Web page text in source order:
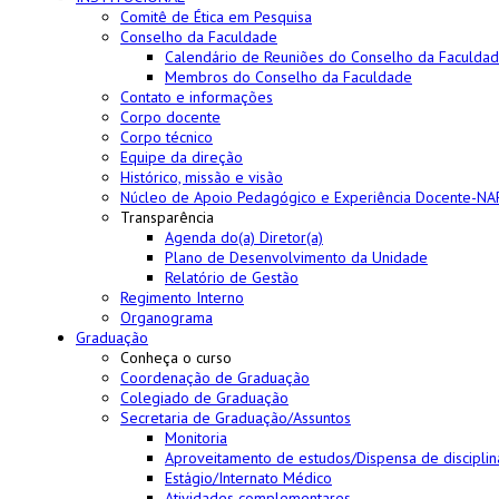
Comitê de Ética em Pesquisa
Conselho da Faculdade
Calendário de Reuniões do Conselho da
Membros do Conselho da Faculdade
Contato e informações
Corpo docente
Corpo técnico
Equipe da direção
Histórico, missão e visão
Núcleo de Apoio Pedagógico e Experiência Docente-
Transparência
Agenda do(a) Diretor(a)
Plano de Desenvolvimento da Unidade
Relatório de Gestão
Regimento Interno
Organograma
Graduação
Conheça o curso
Coordenação de Graduação
Colegiado de Graduação
Secretaria de Graduação/Assuntos
Monitoria
Aproveitamento de estudos/Dispensa de
Estágio/Internato Médico